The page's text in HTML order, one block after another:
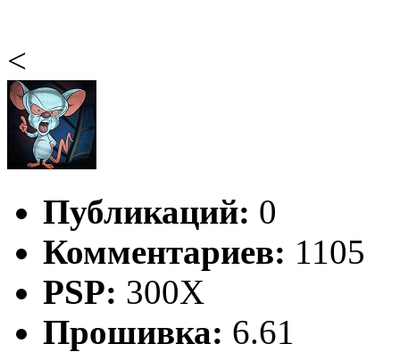
<
Публикаций: 0
Комментариев: 1105
PSP: 300X
Прошивка: 6.61